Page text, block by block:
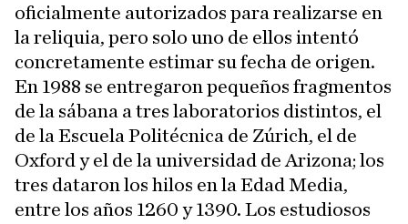
oficialmente autorizados para realizarse en
la reliquia, pero solo uno de ellos intentó
concretamente estimar su fecha de origen.
En 1988 se entregaron pequeños fragmentos
de la sábana a tres laboratorios distintos, el
de la Escuela Politécnica de Zúrich, el de
Oxford y el de la universidad de Arizona; los
tres dataron los hilos en la Edad Media,
entre los años 1260 y 1390. Los estudiosos